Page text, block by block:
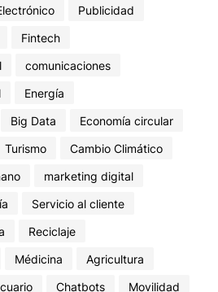
Publicidad
Fintech
comunicaciones
Energía
Big Data
Economía circular
Turismo
Cambio Climático
marketing digital
Servicio al cliente
Reciclaje
Médicina
Agricultura
Chatbots
Movilidad